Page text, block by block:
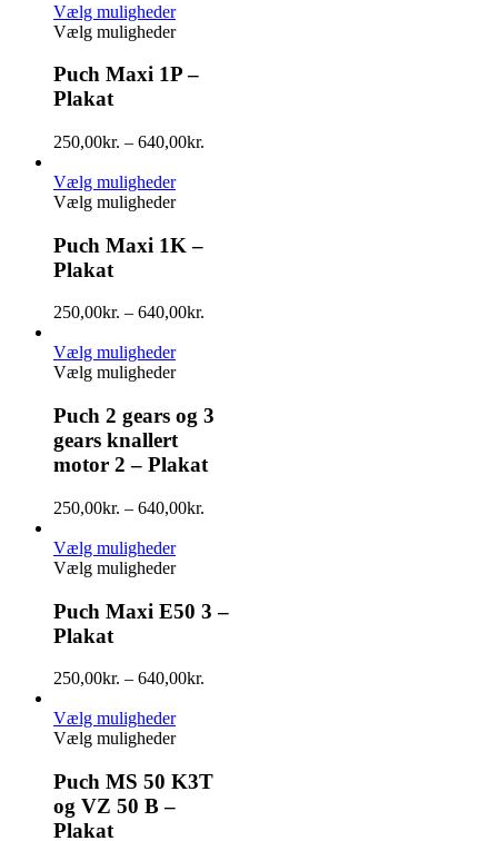
Vælg muligheder
Vælg muligheder
Puch Maxi 1P –
Plakat
250,00kr. – 640,00kr.
Vælg muligheder
Vælg muligheder
Puch Maxi 1K –
Plakat
250,00kr. – 640,00kr.
Vælg muligheder
Vælg muligheder
Puch 2 gears og 3
gears knallert
motor 2 – Plakat
250,00kr. – 640,00kr.
Vælg muligheder
Vælg muligheder
Puch Maxi E50 3 –
Plakat
250,00kr. – 640,00kr.
Vælg muligheder
Vælg muligheder
Puch MS 50 K3T
og VZ 50 B –
Plakat